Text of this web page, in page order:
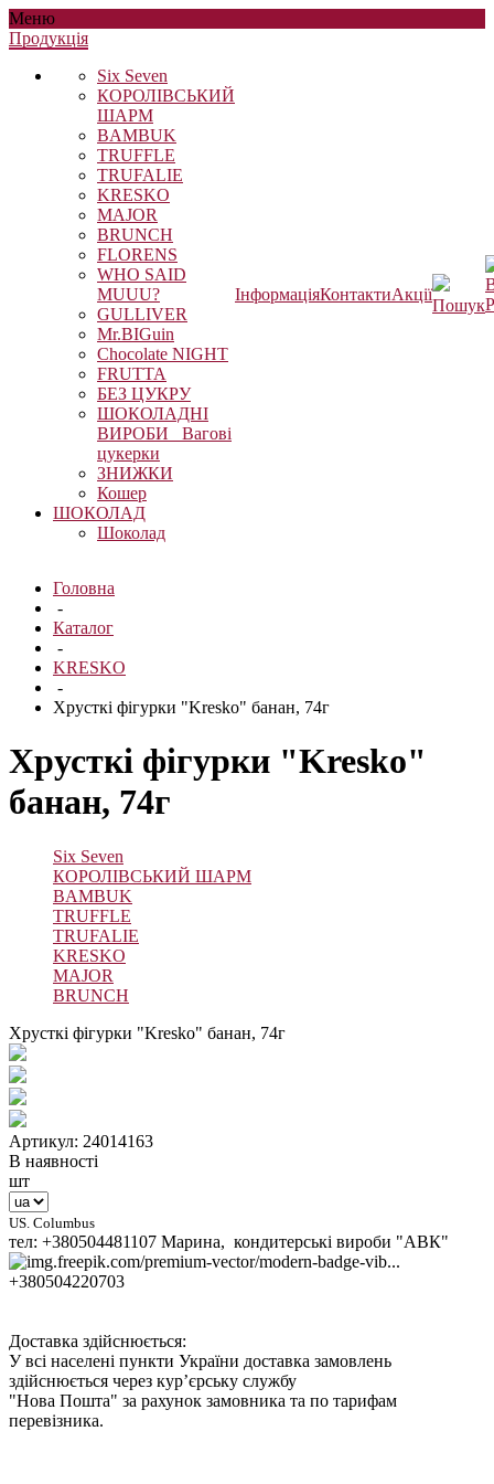
Меню
Продукцiя
Six Seven
КОРОЛІВСЬКИЙ
ШАРМ
BAMBUK
TRUFFLE
TRUFALIE
KRESKO
MAJOR
BRUNCH
FLORENS
WHO SAID
MUUU?
GULLIVER
Mr.BIGuin
Chocolate NIGHT
FRUTTA
БЕЗ ЦУКРУ
ШОКОЛАДНІ
ВИРОБИ_ Вагові
цукерки
ЗНИЖКИ
Кошер
ШОКОЛАД
Шоколад
ІнформаціяКонтактиАкції
Пошук
Головна
-
Каталог
-
KRESKO
-
Хрусткі фігурки "Kresko" банан, 74г
Хрусткі фігурки "Kresko"
банан, 74г
Six Seven
КОРОЛІВСЬКИЙ ШАРМ
BAMBUK
TRUFFLE
TRUFALIE
KRESKO
MAJOR
BRUNCH
Хрусткі фігурки "Kresko" банан, 74г
Артикул: 24014163
В наявності
шт
US. Columbus
тел: +380504481107 Марина, кондитерські вироби "АВК"
+380504220703
Доставка здійснюється:
У всі населені пункти України доставка замовлень
здійснюється через кур’єрську службу
"Нова Пошта" за рахунок замовника та по тарифам
перевізника.